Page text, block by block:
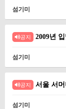
섬기미
공지 2009년
섬기미
공지 서울 서
섬기미